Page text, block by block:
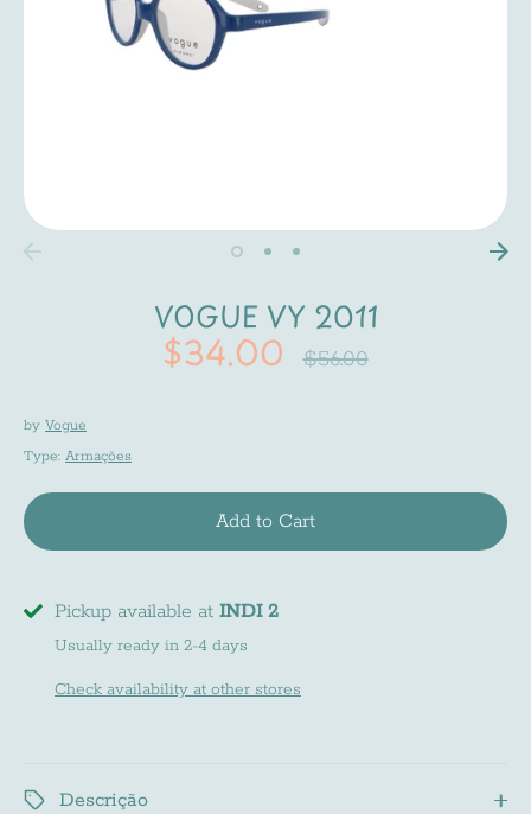
VOGUE VY 2011
$34.00
Regular
$56.00
by Vogue
Type: Armações
Add to Cart
Pickup available at INDI 2
Usually ready in 2-4 days
Check availability at other stores
Descrição